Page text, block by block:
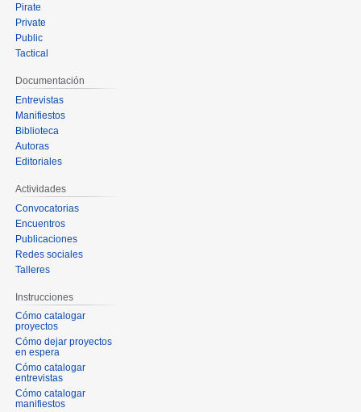
Pirate
Private
Public
Tactical
Documentación
Entrevistas
Manifiestos
Biblioteca
Autoras
Editoriales
Actividades
Convocatorias
Encuentros
Publicaciones
Redes sociales
Talleres
Instrucciones
Cómo catalogar
proyectos
Cómo dejar proyectos
en espera
Cómo catalogar
entrevistas
Cómo catalogar
manifiestos